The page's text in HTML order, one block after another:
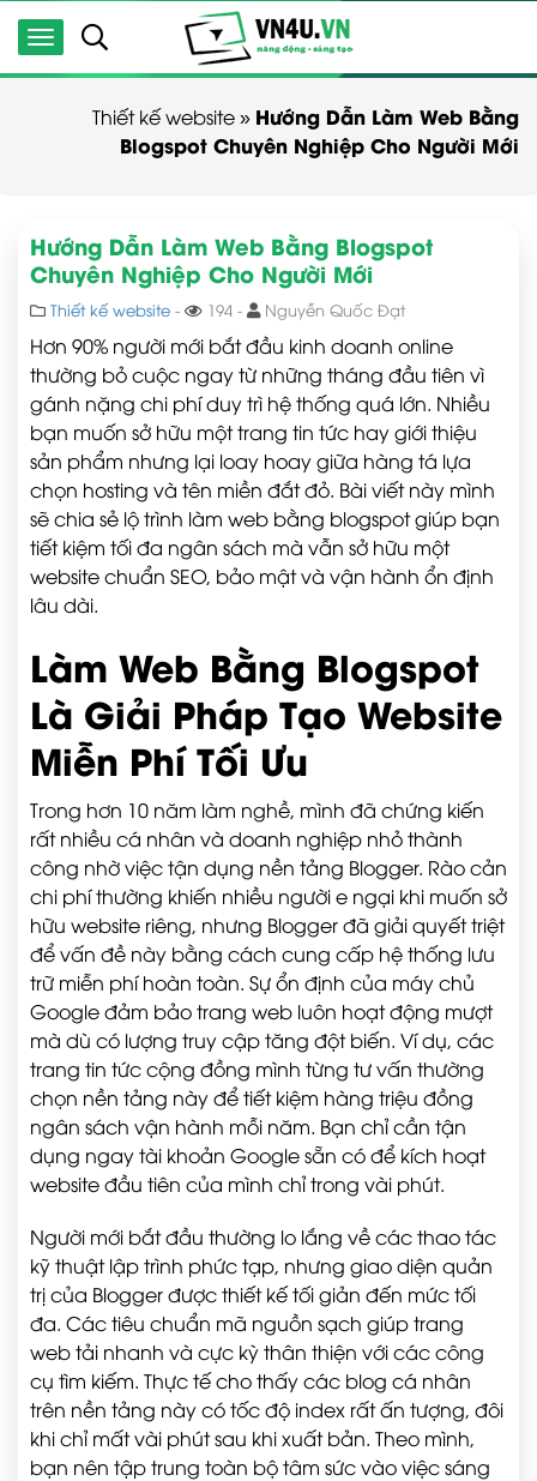
Thiết kế website» Hướng Dẫn Làm Web Bằng
Blogspot Chuyên Nghiệp Cho Người Mới
Hướng Dẫn Làm Web Bằng Blogspot
Chuyên Nghiệp Cho Người Mới
Thiết kế website - 194 - Nguyễn Quốc Đạt
Hơn 90% người mới bắt đầu kinh doanh online
thường bỏ cuộc ngay từ những tháng đầu tiên vì
gánh nặng chi phí duy trì hệ thống quá lớn. Nhiều
bạn muốn sở hữu một trang tin tức hay giới thiệu
sản phẩm nhưng lại loay hoay giữa hàng tá lựa
chọn hosting và tên miền đắt đỏ. Bài viết này mình
sẽ chia sẻ lộ trình làm web bằng blogspot giúp bạn
tiết kiệm tối đa ngân sách mà vẫn sở hữu một
website chuẩn SEO, bảo mật và vận hành ổn định
lâu dài.
Làm Web Bằng Blogspot
Là Giải Pháp Tạo Website
Miễn Phí Tối Ưu
Trong hơn 10 năm làm nghề, mình đã chứng kiến
rất nhiều cá nhân và doanh nghiệp nhỏ thành
công nhờ việc tận dụng nền tảng Blogger. Rào cản
chi phí thường khiến nhiều người e ngại khi muốn sở
hữu website riêng, nhưng Blogger đã giải quyết triệt
để vấn đề này bằng cách cung cấp hệ thống lưu
trữ miễn phí hoàn toàn. Sự ổn định của máy chủ
Google đảm bảo trang web luôn hoạt động mượt
mà dù có lượng truy cập tăng đột biến. Ví dụ, các
trang tin tức cộng đồng mình từng tư vấn thường
chọn nền tảng này để tiết kiệm hàng triệu đồng
ngân sách vận hành mỗi năm. Bạn chỉ cần tận
dụng ngay tài khoản Google sẵn có để kích hoạt
website đầu tiên của mình chỉ trong vài phút.
Người mới bắt đầu thường lo lắng về các thao tác
kỹ thuật lập trình phức tạp, nhưng giao diện quản
trị của Blogger được thiết kế tối giản đến mức tối
đa. Các tiêu chuẩn mã nguồn sạch giúp trang
web tải nhanh và cực kỳ thân thiện với các công
cụ tìm kiếm. Thực tế cho thấy các blog cá nhân
trên nền tảng này có tốc độ index rất ấn tượng, đôi
khi chỉ mất vài phút sau khi xuất bản. Theo mình,
bạn nên tập trung toàn bộ tâm sức vào việc sáng